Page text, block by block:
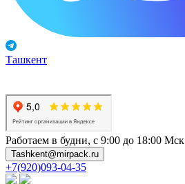
Ташкент
Работаем в будни, с 9:00 до 18:00 Мск
Tashkent@mirpack.ru
+7(920)093-04-35